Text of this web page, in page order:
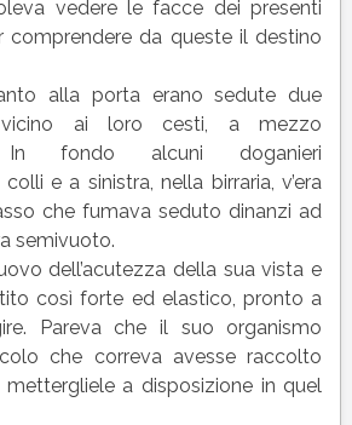
vedere le facce dei presenti
comprendere da queste il destino
alla porta erano sedute due
vicino ai loro cesti, a mezzo
In fondo alcuni doganieri
e a sinistra, nella birraria, v’era
che fumava seduto dinanzi ad
semivuoto.
dell’acutezza della sua vista e
così forte ed elastico, pronto a
Pareva che il suo organismo
che correva avesse raccolto
a disposizione in quel